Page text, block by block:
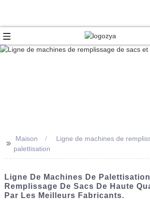
>>
Maison
Ligne de machines de
palettisation
Ligne De Machines De
Remplissage De Sacs De Haute
Par Les Meilleurs Fabricants.